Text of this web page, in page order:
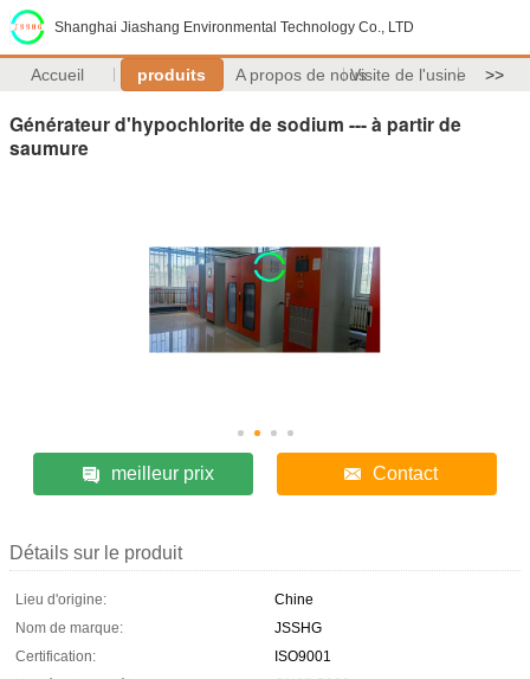
Shanghai Jiashang Environmental Technology Co., LTD
Accueil produits A propos de nousVisite de l'usine >>
Générateur d'hypochlorite de sodium --- à partir de
saumure
meilleur prix Contact
Détails sur le produit
Lieu d'origine:
Chine
Nom de marque:
JSSHG
Certification:
ISO9001